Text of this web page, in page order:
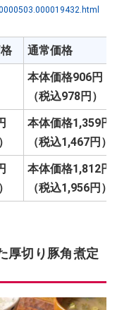
通常価格
本体価格906円
（税込978円）
本体価格1,359円
（税込1,467円）
本体価格1,812円
（税込1,956円）
厚切り豚角煮定